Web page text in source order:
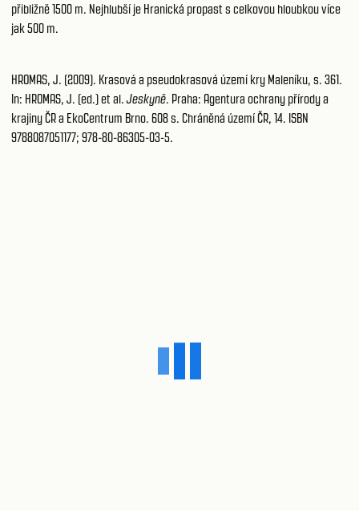
přibližně 1500 m. Nejhlubší je Hranická propast s celkovou hloubkou více
jak 500 m.
HROMAS, J. (2009). Krasová a pseudokrasová území kry Maleníku, s. 361.
In: HROMAS, J. (ed.) et al.Jeskyně. Praha: Agentura ochrany přírody a
krajiny ČR a EkoCentrum Brno. 608 s. Chráněná území ČR, 14. ISBN
9788087051177; 978-80-86305-03-5.